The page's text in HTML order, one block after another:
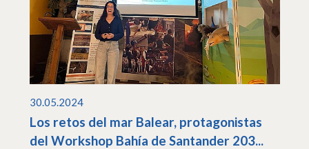
30.05.2024
Los retos del mar Balear, protagonistas
del Workshop Bahía de Santander 203...